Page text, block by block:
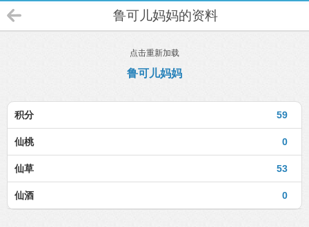
鲁可儿妈妈的资料
点击重新加载
鲁可儿妈妈
59
积分
0
仙桃
53
仙草
0
仙酒